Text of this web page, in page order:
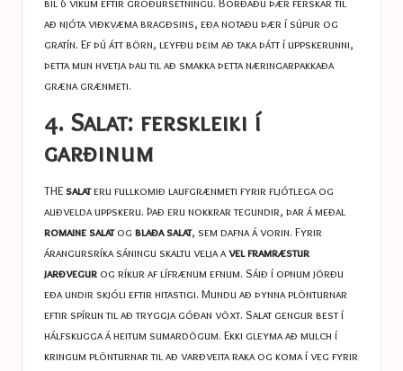
að njóta viðkvæma bragðsins, eða notaðu þær í súpur og
gratín. Ef þú átt börn, leyfðu þeim að taka þátt í uppskerunni,
þetta mun hvetja þau til að smakka þetta næringarpakkaða
græna grænmeti.
4. Salat: ferskleiki í
garðinum
THE salateru fullkomið laufgrænmeti fyrir fljótlega og
auðvelda uppskeru. Það eru nokkrar tegundir, þar á meðal
romaine salatog blaða salat, sem dafna á vorin. Fyrir
árangursríka sáningu skaltu velja avel framræstur
jarðvegur og ríkur af lífrænum efnum. Sáið í opnum jörðu
eða undir skjóli eftir hitastigi. Mundu að þynna plönturnar
eftir spírun til að tryggja góðan vöxt. Salat gengur best í
hálfskugga á heitum sumardögum. Ekki gleyma að mulch í
kringum plönturnar til að varðveita raka og koma í veg fyrir